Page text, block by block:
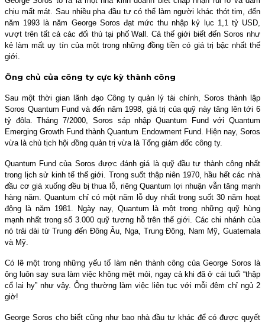
chịu mất mát. Sau nhiều pha đầu tư có thể làm người khác thót tim, đến
năm 1993 là năm George Soros đạt mức thu nhập kỷ lục 1,1 tỷ USD,
vượt trên tất cả các đối thủ tại phố Wall. Cả thế giới biết đến Soros như
kẻ làm mất uy tín của một trong những đồng tiền có giá trị bậc nhất thế
giới.
Ông chủ của công ty cực kỳ thành công
Sau một thời gian lãnh đạo Công ty quản lý tài chính, Soros thành lập
Soros Quantum Fund và đến năm 1998, giá trị của quỹ này tăng lên tới 6
tỷ đôla. Tháng 7/2000, Soros sáp nhập Quantum Fund với Quantum
Emerging Growth Fund thành Quantum Endowment Fund. Hiện nay, Soros
vừa là chủ tịch hội đồng quản trị vừa là Tổng giám đốc công ty.
Quantum Fund của Soros được đánh giá là quỹ đầu tư thành công nhất
trong lịch sử kinh tế thế giới. Trong suốt thập niên 1970, hầu hết các nhà
đầu cơ giá xuống đều bị thua lỗ, riêng Quantum lợi nhuận vẫn tăng mạnh
hàng năm. Quantum chỉ có một năm lỗ duy nhất trong suốt 30 năm hoạt
động là năm 1981. Ngày nay, Quantum là một trong những quỹ hùng
mạnh nhất trong số 3.000 quỹ tương hỗ trên thế giới. Các chi nhánh của
nó trải dài từ Trung đến Đông Âu, Nga, Trung Đông, Nam Mỹ, Guatemala
và Mỹ.
Có lẽ một trong những yếu tố làm nên thành công của George Soros là
ông luôn say sưa làm việc không mệt mỏi, ngay cả khi đã ở cái tuổi “thập
cổ lai hy” như vậy. Ông thường làm việc liên tục với mỗi đêm chỉ ngủ 2
giờ!
George Soros cho biết cũng như bao nhà đầu tư khác để có được quyết